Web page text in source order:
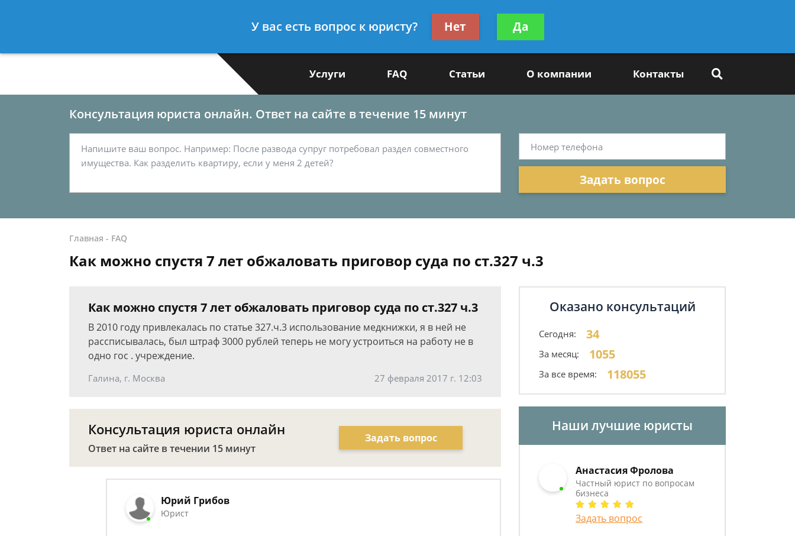
7 812-467-33-50
Получите консультацию
бесплатно
Услуги FAQ Статьи О компании Контакты
Консультация юриста онлайн. Ответ на сайте в течение 15 минут
Задать вопрос
Главная - FAQ
Как можно спустя 7 лет обжаловать приговор суда по ст.327 ч.3
Как можно спустя 7 лет обжаловать приговор суда по ст.327 ч.3
В 2010 году привлекалась по статье 327.ч.3 использование медкнижки, я в ней не
рассписывалась, был штраф 3000 рублей теперь не могу устроиться на работу не в
одно гос . учреждение.
Галина, г. Москва 27 февраля 2017 г. 12:03
Консультация юриста онлайн
Ответ на сайте в течении 15 минут
Задать вопрос
Юрий Грибов
Юрист
Оказано консультаций
Сегодня: 34
За месяц: 1055
За все время: 118055
Наши лучшие юристы
Анастасия Фролова
Частный юрист по вопросам
бизнеса
Задать вопрос
У вас есть вопрос к юристу? Нет Да